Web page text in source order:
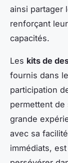
ainsi partager
renforçant leur
capacités.
Les kits de
fournis dans
participation
permettent de
grande
avec sa
immédiats,